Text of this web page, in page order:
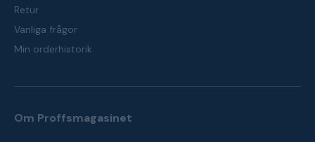
Retur
Vanliga frågor
Min orderhistorik
Om Proffsmagasinet